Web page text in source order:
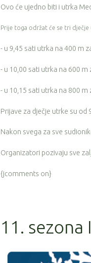
Ovo će ujedno biti i utrka
Prije toga održat će se tri dječje
- u 9,45 sati utrka na 400 m
- u 10,00 sati utrka na 600
- u 10,15 sati utrka na 800
Prijave za dječje utrke su od
Nakon svega za sve
Organizatori pozivaju sve
{jcomments on}
11.